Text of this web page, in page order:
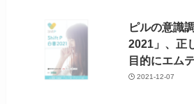
ピルの意識
2021」、正
目的にエム
2021-12-07